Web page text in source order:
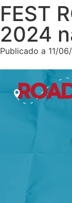
FEST
2024
Publicado a 11/